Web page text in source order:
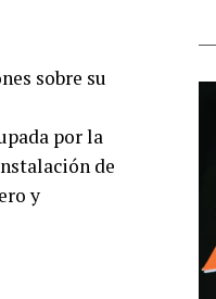
sobre su
por la
de
y